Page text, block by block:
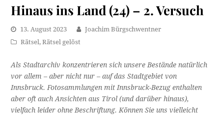
Hinaus ins Land (24) – 2. Versuch
13. August 2023
Joachim Bürgschwentner
Rätsel,Rätsel gelöst
Als Stadtarchiv konzentrieren sich unsere Bestände natürlich
vor allem – aber nicht nur – auf das Stadtgebiet von
Innsbruck. Fotosammlungen mit Innsbruck-Bezug enthalten
aber oft auch Ansichten aus Tirol (und darüber hinaus),
vielfach leider ohne Beschriftung. Können Sie uns vielleicht